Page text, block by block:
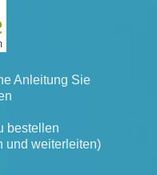
Anleitung Sie
bestellen
und weiterleiten)